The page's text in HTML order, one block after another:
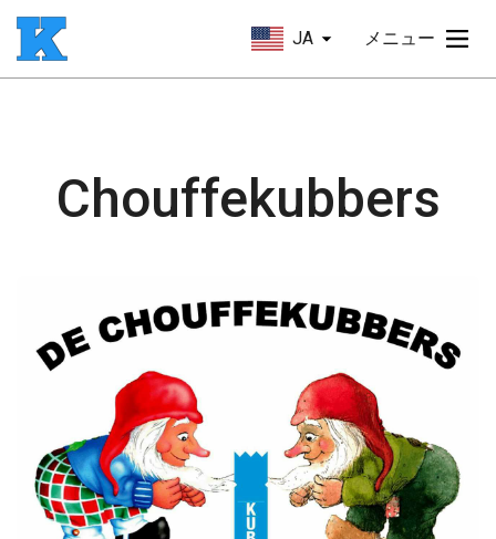
JA メニュー
Chouffekubbers